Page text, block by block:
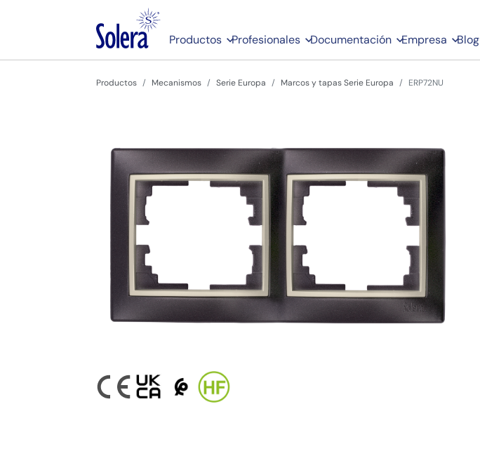
Productos Profesionales Documentación Empresa Blog
Productos Mecanismos Serie Europa Marcos y tapas Serie Europa ERP72NU